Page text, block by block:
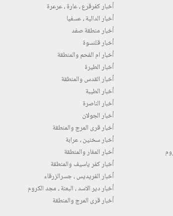
أخبار كفرقرع ، عارة ، عرعرة
أخبار الدالية ، عسفيا
أخبار منطقة صفد
أخبار قلنسوة
أخبار ام الفحم والمنطقة
أخبار الطيرة
أخبار القدس والمنطقة
أخبار الطيبة
أخبار الناصرة
أخبار الجولان
أخبار قرى المرج والمنطقة
أخبار سخنين ، عرابة
أخبار المغار والمنطقة
أخبار كفر ياسيف والمنطقة
أخبار الفريديس ، جسرالزرقاء
أخبار دير الاسد ، البعنة ، مجد الكروم
أخبار قرى المرج والمنطقة